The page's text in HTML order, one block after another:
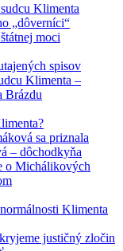
Klimenta
„dôverníci“
moci
spisov
Klimenta –
Brázdu
sa priznala
– dôchodkyňa
o Michálikových
Klimenta
justičný zločin